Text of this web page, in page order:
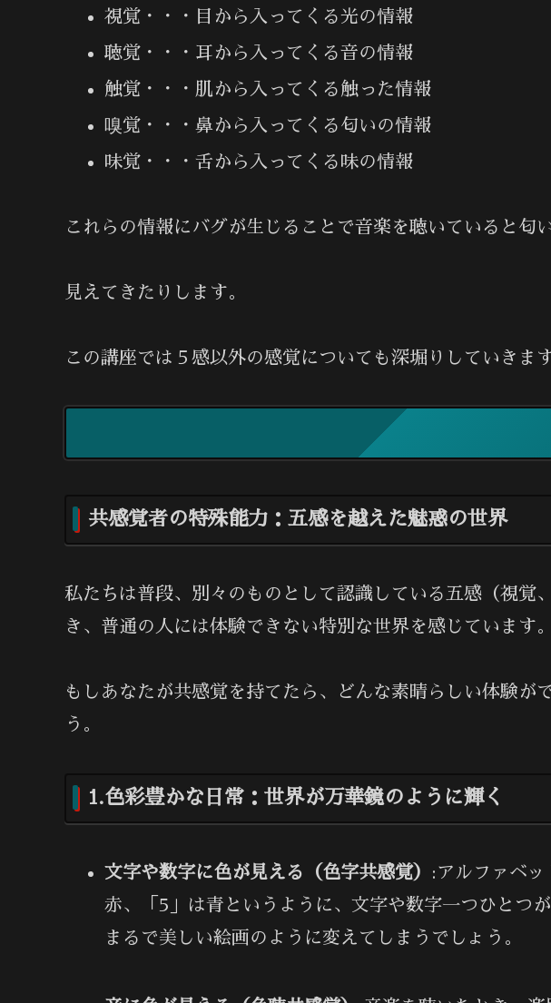
視覚・・・目から入ってくる光の情報
聴覚・・・耳から入ってくる音の情報
触覚・・・肌から入ってくる触った情報
嗅覚・・・鼻から入ってくる匂いの情報
味覚・・・舌から入ってくる味の情報
これらの情報にバグが生じることで音楽を聴いていると匂
見えてきたりします。
この講座では５感以外の感覚についても深堀りしていきま
共感覚者の特殊能力：五感を越えた魅惑の世界
私たちは普段、別々のものとして認識している五感（視覚
き、普通の人には体験できない特別な世界を感じています
もしあなたが共感覚を持てたら、どんな素晴らしい体験が
う。
1.色彩豊かな日常：世界が万華鏡のように輝く
文字や数字に色が見える（色字共感覚） :アルファベ
赤、「5」は青というように、文字や数字一つひとつ
まるで美しい絵画のように変えてしまうでしょう。